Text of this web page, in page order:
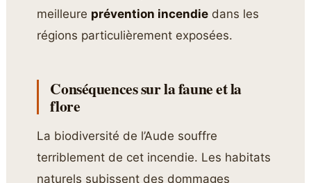
meilleure prévention incendie dans les
régions particulièrement exposées.
Conséquences sur la faune et la
flore
La biodiversité de l’Aude souffre
terriblement de cet incendie. Les habitats
naturels subissent des dommages